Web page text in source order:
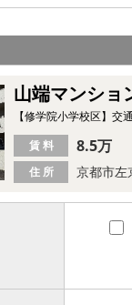
山端マンショ
【修学院小学校区】交
住 所 京都市左
賃 料 8.5万